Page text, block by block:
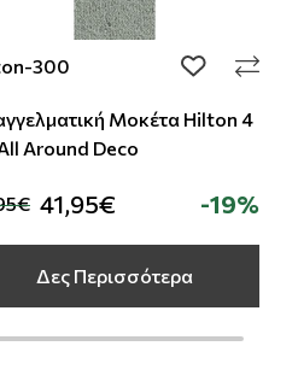
300 add to
Μοκέτα Hilton 4
Around Deco
41,95€ -19%
Δες Περισσότερα